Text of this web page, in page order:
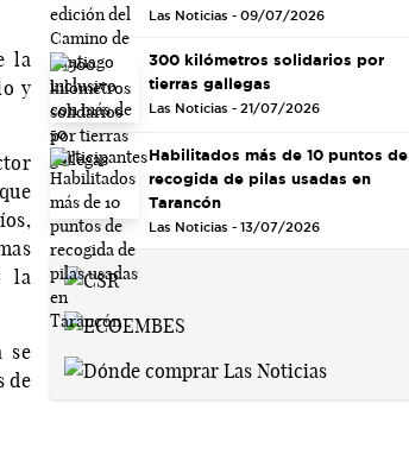
la
y
la
se
de
Las Noticias - 09/07/2026
300 kilómetros solidarios por
tierras gallegas
Las Noticias - 21/07/2026
Habilitados más de 10 puntos de
recogida de pilas usadas en
Tarancón
Las Noticias - 13/07/2026